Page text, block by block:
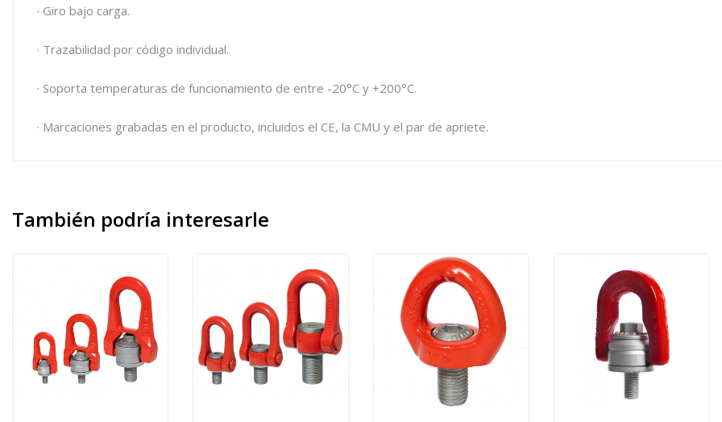
· Giro bajo carga.
· Trazabilidad por código individual.
· Soporta temperaturas de funcionamiento de entre -20°C y +200°C.
· Marcaciones grabadas en el producto, incluidos el CE, la CMU y el par de apriete.
También podría interesarle